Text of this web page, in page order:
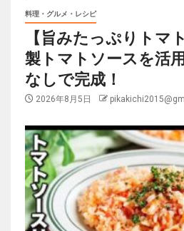
料理・グルメ・レシピ
【旨みたっぷりトマ
製トマトソースを活
なしで完成！
2026年8月5日